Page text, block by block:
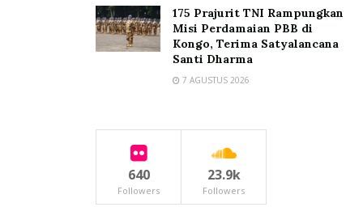
175 Prajurit TNI Rampungkan
Misi Perdamaian PBB di
Kongo, Terima Satyalancana
Santi Dharma
7 AGUSTUS 2026
640
Followers
23.9k
Followers